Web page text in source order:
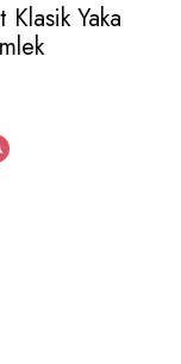
Klasik Yaka